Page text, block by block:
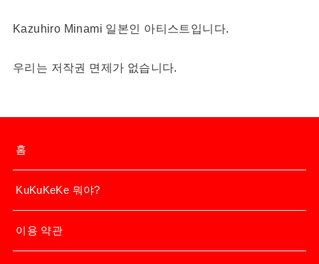
Kazuhiro Minami 일본인 아티스트입니다.
우리는 저작권 면제가 없습니다.
홈
KuKuKeKe 뭐야?
이용 약관